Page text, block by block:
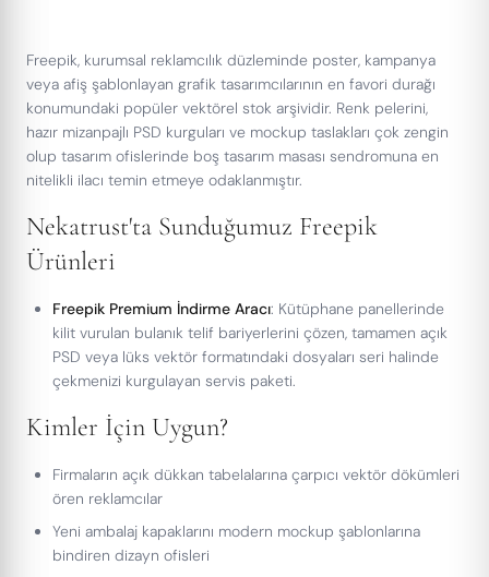
Freepik, kurumsal reklamcılık düzleminde poster, kampanya
veya afiş şablonlayan grafik tasarımcılarının en favori durağı
konumundaki popüler vektörel stok arşividir. Renk pelerini,
hazır mizanpajlı PSD kurguları ve mockup taslakları çok zengin
olup tasarım ofislerinde boş tasarım masası sendromuna en
nitelikli ilacı temin etmeye odaklanmıştır.
Nekatrust'ta Sunduğumuz Freepik
Ürünleri
Freepik Premium İndirme Aracı: Kütüphane panellerinde
kilit vurulan bulanık telif bariyerlerini çözen, tamamen açık
PSD veya lüks vektör formatındaki dosyaları seri halinde
çekmenizi kurgulayan servis paketi.
Kimler İçin Uygun?
Firmaların açık dükkan tabelalarına çarpıcı vektör dökümleri
ören reklamcılar
Yeni ambalaj kapaklarını modern mockup şablonlarına
bindiren dizayn ofisleri